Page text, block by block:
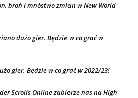
broń i mnóstwo zmian w New World
dużo gier. Będzie w co grać w
gier. Będzie w co grać w 2022/23!
Scrolls Online zabierze nas na High